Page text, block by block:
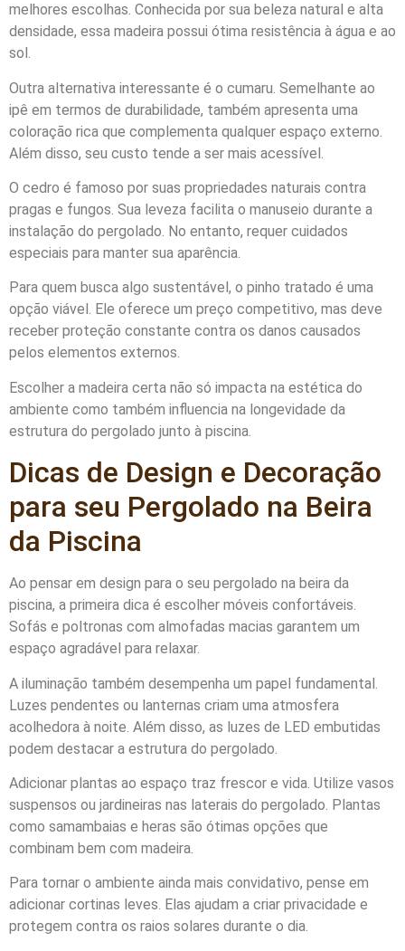
melhores escolhas. Conhecida por sua beleza natural e alta
densidade, essa madeira possui ótima resistência à água e ao
sol.
Outra alternativa interessante é o cumaru. Semelhante ao
ipê em termos de durabilidade, também apresenta uma
coloração rica que complementa qualquer espaço externo.
Além disso, seu custo tende a ser mais acessível.
O cedro é famoso por suas propriedades naturais contra
pragas e fungos. Sua leveza facilita o manuseio durante a
instalação do pergolado. No entanto, requer cuidados
especiais para manter sua aparência.
Para quem busca algo sustentável, o pinho tratado é uma
opção viável. Ele oferece um preço competitivo, mas deve
receber proteção constante contra os danos causados
pelos elementos externos.
Escolher a madeira certa não só impacta na estética do
ambiente como também influencia na longevidade da
estrutura do pergolado junto à piscina.
Dicas de Design e Decoração
para seu Pergolado na Beira
da Piscina
Ao pensar em design para o seu pergolado na beira da
piscina, a primeira dica é escolher móveis confortáveis.
Sofás e poltronas com almofadas macias garantem um
espaço agradável para relaxar.
A iluminação também desempenha um papel fundamental.
Luzes pendentes ou lanternas criam uma atmosfera
acolhedora à noite. Além disso, as luzes de LED embutidas
podem destacar a estrutura do pergolado.
Adicionar plantas ao espaço traz frescor e vida. Utilize vasos
suspensos ou jardineiras nas laterais do pergolado. Plantas
como samambaias e heras são ótimas opções que
combinam bem com madeira.
Para tornar o ambiente ainda mais convidativo, pense em
adicionar cortinas leves. Elas ajudam a criar privacidade e
protegem contra os raios solares durante o dia.